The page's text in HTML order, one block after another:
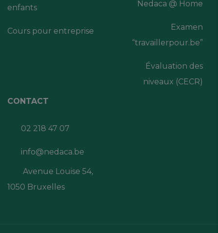
enfants
Cours pour entreprise
Nedaca @ Home
Examen
“travaillerpour.be”
Évaluation des
niveaux (CECR)
CONTACT
02 218 47 07
info@nedaca.be
Avenue Louise 54,
1050 Bruxelles